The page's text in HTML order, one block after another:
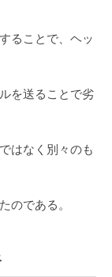
ることで、ヘッ
を送ることで劣
はなく別々のも
のである。